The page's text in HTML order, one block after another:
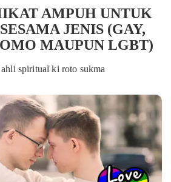
AMPUH UNTUK
JENIS (GAY,
MAUPUN LGBT)
ahli spiritual ki roto sukma